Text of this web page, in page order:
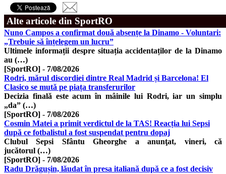
Alte articole din SportRO
Nuno Campos a confirmat două absențe la Dinamo - Voluntari:
„Trebuie să înțelegem un lucru”
Ultimele informații despre situația accidentaților de la Dinamo
au (…)
[SportRO] - 7/08/2026
Rodri, mărul discordiei dintre Real Madrid și Barcelona! El
Clasico se mută pe piața transferurilor
Decizia finală este acum în mâinile lui Rodri, iar un simplu
„da” (…)
[SportRO] - 7/08/2026
Cosmin Matei a primit verdictul de la TAS! Reacția lui Sepsi
după ce fotbalistul a fost suspendat pentru dopaj
Clubul Sepsi Sfântu Gheorghe a anunţat, vineri, că
jucătorul (…)
[SportRO] - 7/08/2026
Radu Drăgușin, lăudat în presa italiană după ce a fost decisiv